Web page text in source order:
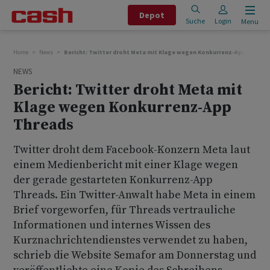
Depot
Suche Login Menu
Home News Bericht: Twitter droht Meta mit Klage wegen Konkurrenz-App Threads
NEWS
Bericht: Twitter droht Meta mit
Klage wegen Konkurrenz-App
Threads
Twitter droht dem Facebook-Konzern Meta laut
einem Medienbericht mit einer Klage wegen
der gerade gestarteten Konkurrenz-App
Threads. Ein Twitter-Anwalt habe Meta in einem
Brief vorgeworfen, für Threads vertrauliche
Informationen und internes Wissen des
Kurznachrichtendienstes verwendet zu haben,
schrieb die Website Semafor am Donnerstag und